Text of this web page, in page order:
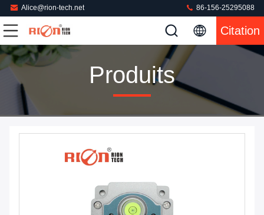
Alice@rion-tech.net 86-156-25295088
Citation
Produits